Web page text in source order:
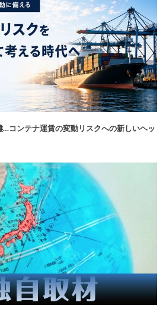
…コンテナ運賃の変動リスクへの新しいヘッ